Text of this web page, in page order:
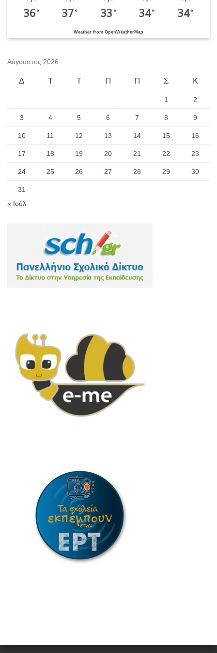
36° 37° 33 ° 34° 34°
Weather from OpenWeatherMap
Αύγουστος 2026
Δ Τ Τ Π Π Σ Κ
1 2
3 4 5 6 7 8 9
10 11 12 13 14 15 16
17 18 19 20 21 22 23
24 25 26 27 28 29 30
31
« Ιούλ